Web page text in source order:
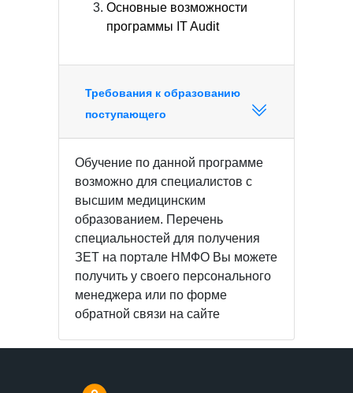
Основные возможности
программы IT Audit
Требования к образованию
поступающего
Обучение по данной программе
возможно для специалистов с
высшим медицинским
образованием. Перечень
специальностей для получения
ЗЕТ на портале НМФО Вы можете
получить у своего персонального
менеджера или по форме
обратной связи на сайте